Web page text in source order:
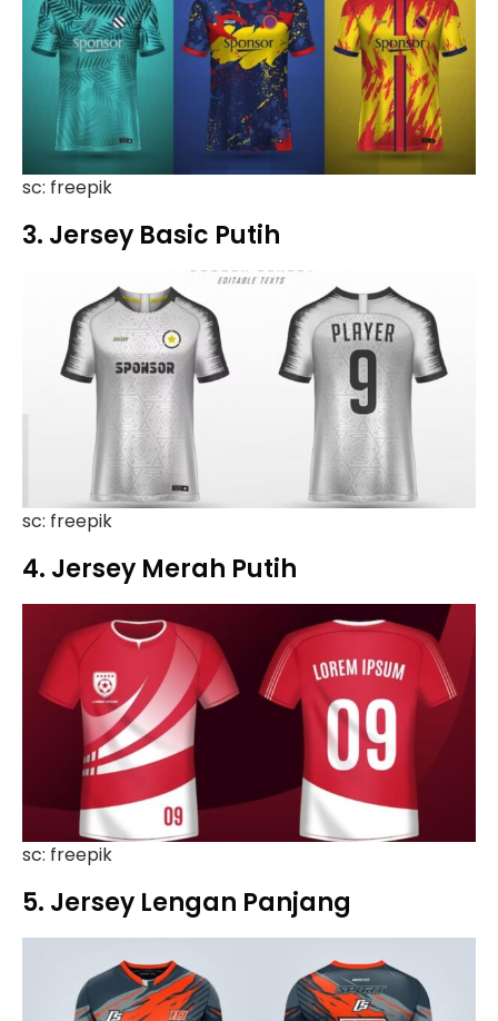
sc: freepik
3. Jersey Basic Putih
sc: freepik
4. Jersey Merah Putih
sc: freepik
5. Jersey Lengan Panjang